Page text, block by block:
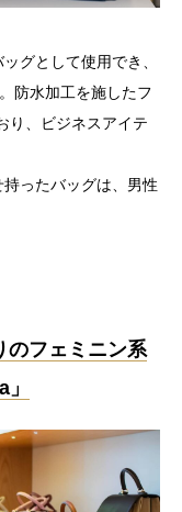
グとして使用でき、
防水加工を施したフ
り、ビジネスアイテ
ったバッグは、男性
のフェミニン系